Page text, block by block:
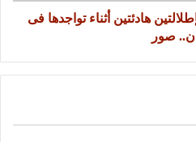
هادئتين أثناء تواجدها فى
صور